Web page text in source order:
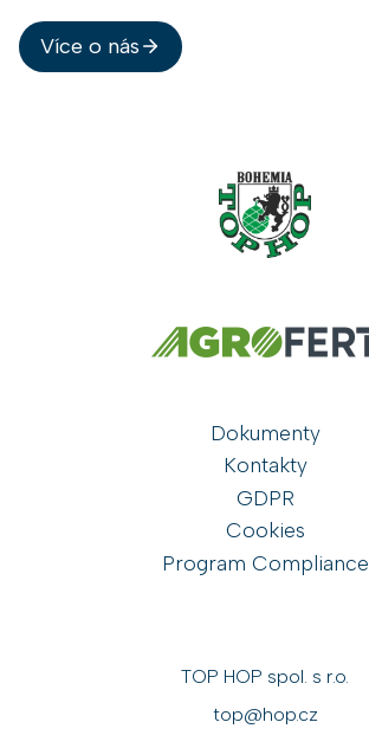
Více o nás
Dokumenty
Kontakty
GDPR
Cookies
Program Compliance
TOP HOP spol. s r.o.
top@hop.cz